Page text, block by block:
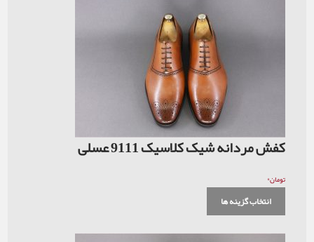
کفش مردانه شیک کلاسیک 9111 عسلی
تومان۰
انتخاب گزینه ها